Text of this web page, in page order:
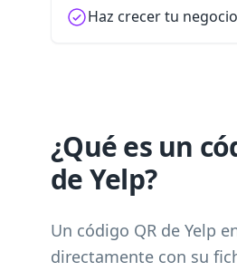
Haz crecer tu negocio
¿Qué es un
de Yelp?
Un código QR de Yelp
directamente con su